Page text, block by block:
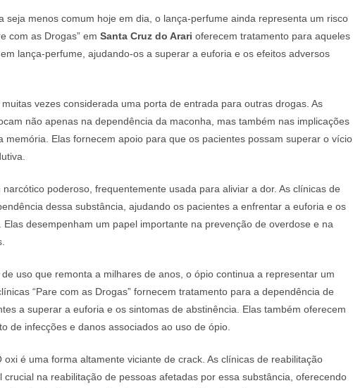
seja menos comum hoje em dia, o lança-perfume ainda representa um risco
com as Drogas” em Santa Cruz do Arari oferecem tratamento para aqueles
lança-perfume, ajudando-os a superar a euforia e os efeitos adversos
vezes considerada uma porta de entrada para outras drogas. As
não apenas na dependência da maconha, mas também nas implicações
memória. Elas fornecem apoio para que os pacientes possam superar o vício
narcótico poderoso, frequentemente usada para aliviar a dor. As clínicas de
dessa substância, ajudando os pacientes a enfrentar a euforia e os
Elas desempenham um papel importante na prevenção de overdose e na
uso que remonta a milhares de anos, o ópio continua a representar um
“Pare com as Drogas” fornecem tratamento para a dependência de
a superar a euforia e os sintomas de abstinência. Elas também oferecem
de infecções e danos associados ao uso de ópio.
oxi é uma forma altamente viciante de crack. As clínicas de reabilitação
crucial na reabilitação de pessoas afetadas por essa substância, oferecendo